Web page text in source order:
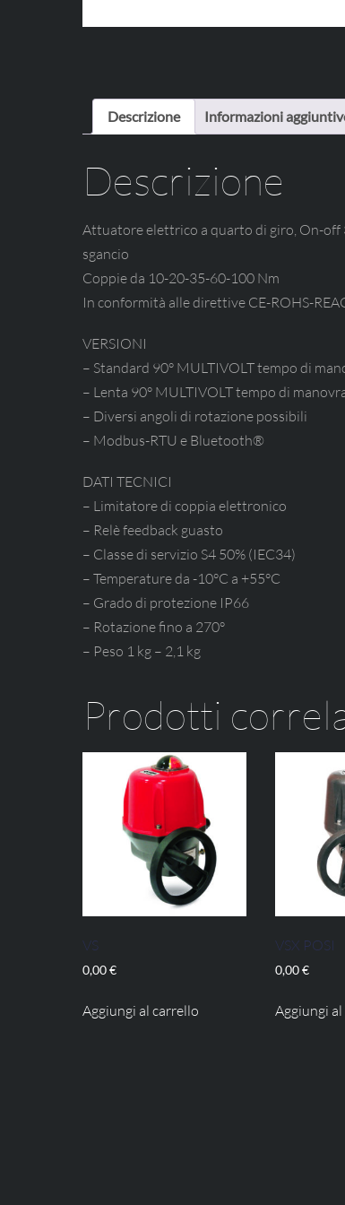
Descrizione Informazioni
Descrizione
Attuatore elettrico a quarto di giro, On-off
sgancio
Coppie da 10-20-35-60-100 Nm
In conformità alle direttive CE-ROHS-
VERSIONI
– Standard 90° MULTIVOLT tempo di
– Lenta 90° MULTIVOLT tempo di
– Diversi angoli di rotazione possibili
– Modbus-RTU e Bluetooth®
DATI TECNICI
– Limitatore di coppia elettronico
– Relè feedback guasto
– Classe di servizio S4 50% (IEC34)
– Temperature da -10°C a +55°C
– Grado di protezione IP66
– Rotazione fino a 270°
– Peso 1 kg – 2,1 kg
Prodotti
VS
0,00€
Aggiungi al carrello
VSX POSI
0,00€
Aggiungi